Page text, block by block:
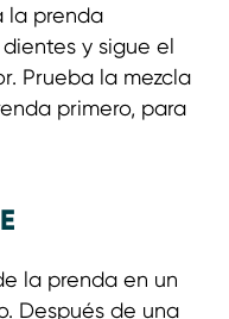
la prenda
y sigue el
Prueba la mezcla
primero, para
la prenda en un
Después de una